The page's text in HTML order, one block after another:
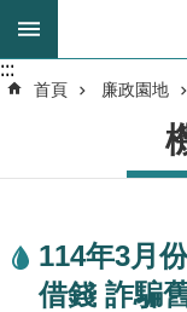
跳到主要內容區塊
進
我
的
:::
:::
首頁 廉政園地
114年3月
借錢 詐騙